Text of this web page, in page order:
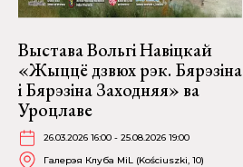
Выстава Вольгі Навіцкай
«Жыццё дзвюх рэк. Бярэзіна
і Бярэзіна Заходняя» ва
Уроцлаве
26.03.2026 16:00 - 25.08.2026 19:00
Галерэя Клуба MiL (Kościuszki, 10)